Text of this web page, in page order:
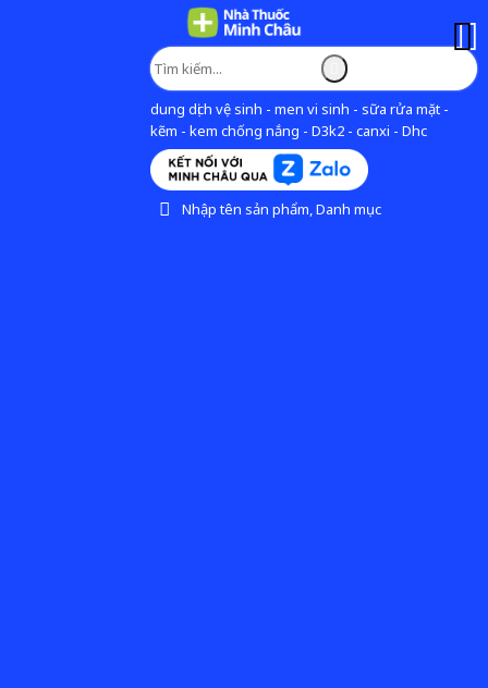
dung dịch vệ sinh - men vi sinh - sữa rửa mặt -
kẽm - kem chống nắng - D3k2 - canxi - Dhc
Nhập tên sản phẩm, Danh mục